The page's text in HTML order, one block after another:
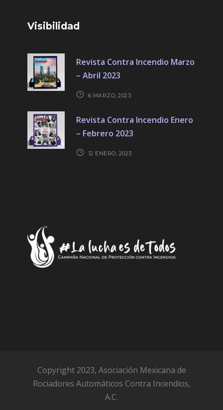
Visibilidad
Revista Contra Incendio Marzo
– Abril 2023
6 MARZO, 2023
Revista Contra Incendio Enero
– Febrero 2023
12 ENERO, 2023
Copyright 2023, Asociación Mexicana de
Rociadores Automáticos Contra Incendios,
A.C.